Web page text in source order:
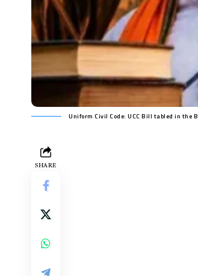
Uniform Civil Code: UCC Bill tabled in the
SHARE